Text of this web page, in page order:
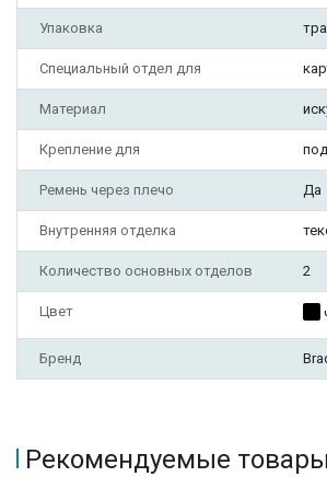
Упаковка
Специальный отдел для
Материал
Крепление для
Ремень через плечо Да
Внутренняя отделка
Количество основных отделов 2
Цвет
Бренд
Рекомендуемые товары